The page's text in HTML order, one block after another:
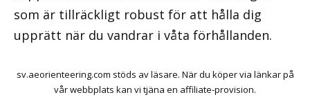
som är tillräckligt robust för att hålla dig
upprätt när du vandrar i våta förhållanden.
sv.aeorienteering.com stöds av läsare. När du köper via länkar på
vår webbplats kan vi tjäna en affiliate-provision.